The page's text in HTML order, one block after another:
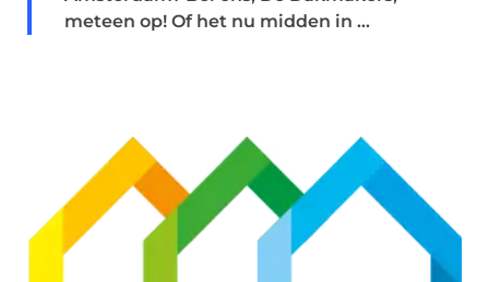
meteen op! Of het nu midden in ...